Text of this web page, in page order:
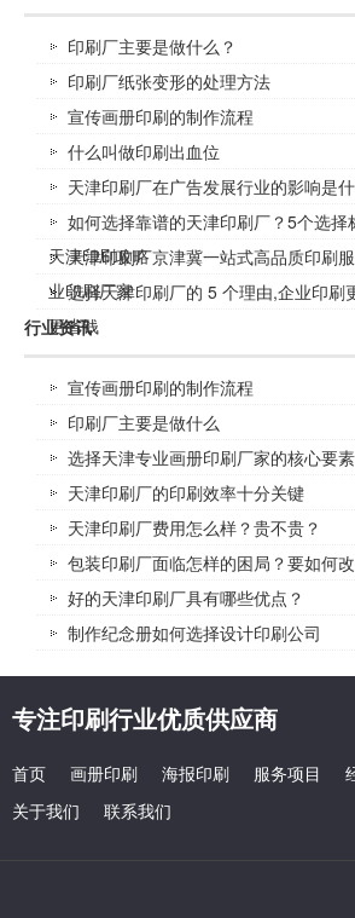
印刷厂主要是做什么？
印刷厂纸张变形的处理方法
宣传画册印刷的制作流程
什么叫做印刷出血位
天津印刷厂在广告发展行业的影响是
如何选择靠谱的天津印刷厂？5个选择
天津印刷攻略
天津印刷厂京津冀一站式高品质印刷
业印刷厂家
选择天津印刷厂的 5 个理由,企业印刷
更省钱
行业资讯
宣传画册印刷的制作流程
印刷厂主要是做什么
选择天津专业画册印刷厂家的核心要素
天津印刷厂的印刷效率十分关键
天津印刷厂费用怎么样？贵不贵？
包装印刷厂面临怎样的困局？要如何
好的天津印刷厂具有哪些优点？
制作纪念册如何选择设计印刷公司
专注印刷行业优质供应商
首页 画册印刷 海报印刷 服务项目
关于我们
联系我们